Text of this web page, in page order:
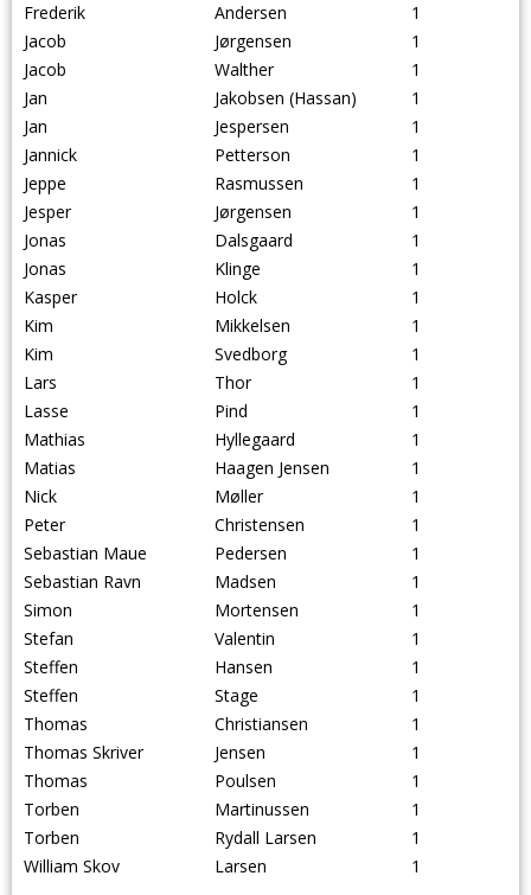
Frederik
Andersen
1
Jacob
Jørgensen
1
Jacob
Walther
1
Jan
Jakobsen (Hassan)
1
Jan
Jespersen
1
Jannick
Petterson
1
Jeppe
Rasmussen
1
Jesper
Jørgensen
1
Jonas
Dalsgaard
1
Jonas
Klinge
1
Kasper
Holck
1
Kim
Mikkelsen
1
Kim
Svedborg
1
Lars
Thor
1
Lasse
Pind
1
Mathias
Hyllegaard
1
Matias
Haagen Jensen
1
Nick
Møller
1
Peter
Christensen
1
Sebastian Maue
Pedersen
1
Sebastian Ravn
Madsen
1
Simon
Mortensen
1
Stefan
Valentin
1
Steffen
Hansen
1
Steffen
Stage
1
Thomas
Christiansen
1
Thomas Skriver
Jensen
1
Thomas
Poulsen
1
Torben
Martinussen
1
Torben
Rydall Larsen
1
William Skov
Larsen 1